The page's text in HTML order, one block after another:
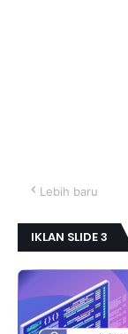
Lebih baru
IKLAN SLIDE 3